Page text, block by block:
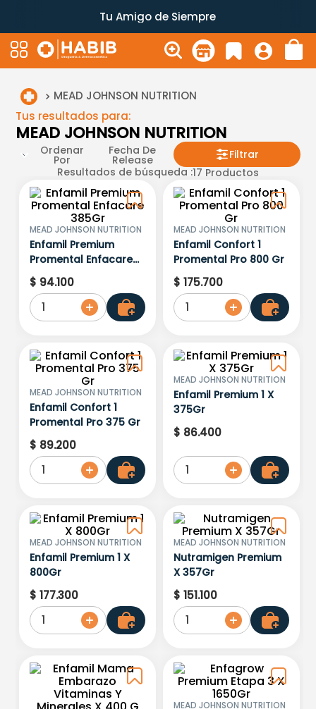
Tu Amigo de Siempre
MEAD JOHNSON NUTRITION
Tus resultados para:
MEAD JOHNSON NUTRITION
Ordenar
Por
Fecha De
Release
Filtrar
Resultados de búsqueda :17 Productos
MEAD JOHNSON NUTRITION
Enfamil Premium
Promental Enfacare
385Gr
$ 94.100
1
MEAD JOHNSON NUTRITION
Enfamil Confort 1
Promental Pro 800 Gr
$ 175.700
1
MEAD JOHNSON NUTRITION
Enfamil Confort 1
Promental Pro 375 Gr
$ 89.200
1
MEAD JOHNSON NUTRITION
Enfamil Premium 1 X
375Gr
$ 86.400
1
MEAD JOHNSON NUTRITION
Enfamil Premium 1 X
800Gr
$ 177.300
1
MEAD JOHNSON NUTRITION
Nutramigen Premium
X 357Gr
$ 151.100
1
MEAD JOHNSON NUTRITION